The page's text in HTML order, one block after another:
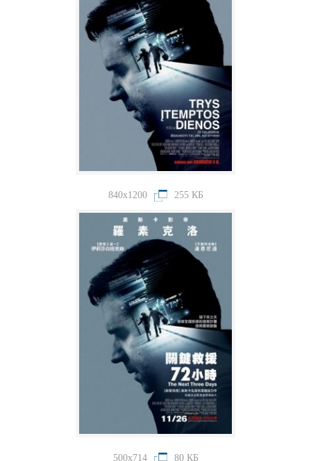
840x1200 255 КБ
500x714 80 КБ